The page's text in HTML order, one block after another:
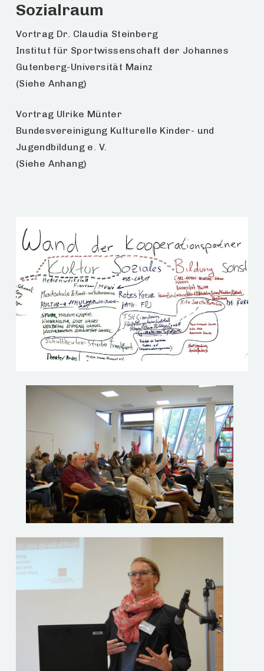
Sozialraum
Vortrag Dr. Claudia Steinberg
Institut für Sportwissenschaft der Johannes
Gutenberg-Universität Mainz
(Siehe Anhang)
Vortrag Ulrike Münter
Bundesvereinigung Kulturelle Kinder- und
Jugendbildung e. V.
(Siehe Anhang)